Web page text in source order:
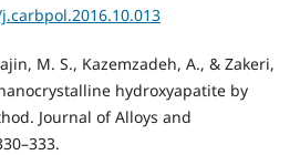
M. S., Kazemzadeh, A., & Zakeri,
hydroxyapatite by
Journal of Alloys and